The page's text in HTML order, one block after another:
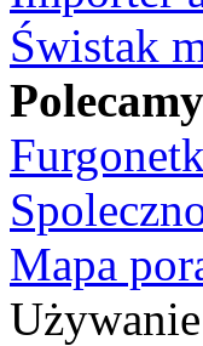
Świstak
Polecamy
Mapa